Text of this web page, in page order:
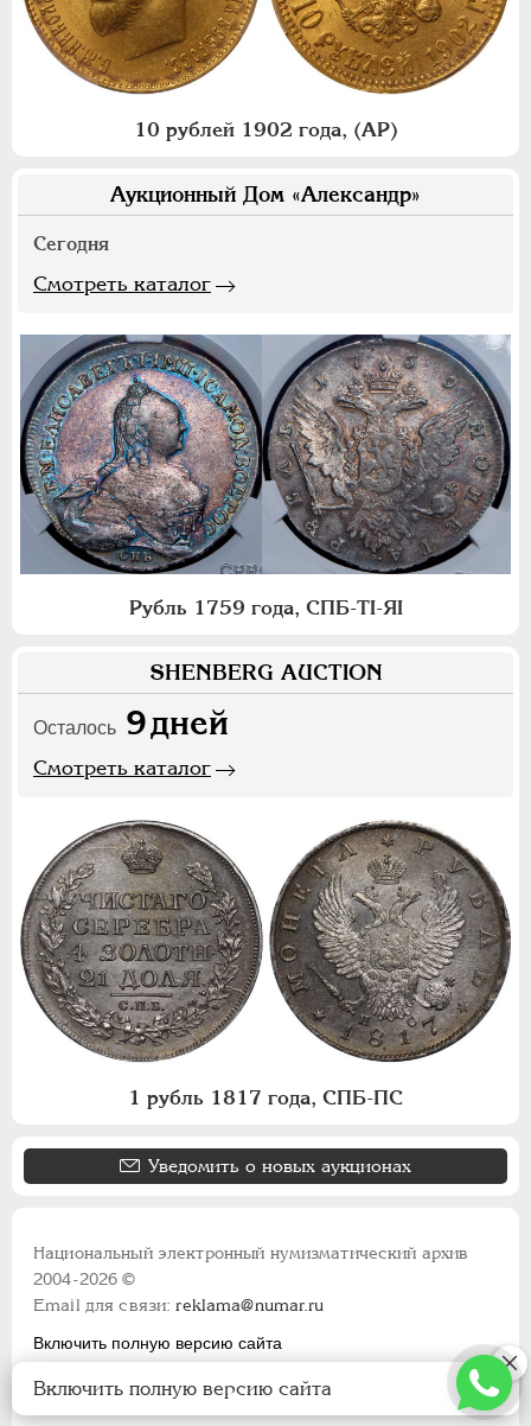
10 рублей 1902 года, (АР)
Аукционный Дом «Александр»
Сегодня
Смотреть каталог
Рубль 1759 года, СПБ-ТI-ЯI
SHENBERG AUCTION
Осталось 9дней
Смотреть каталог
1 рубль 1817 года, СПБ-ПС
Уведомить о новых аукционах
Национальный электронный нумизматический архив
2004-2026 ©
Email для связи:reklama@numar.ru
Включить полную версию сайта
Включить полную версию сайта